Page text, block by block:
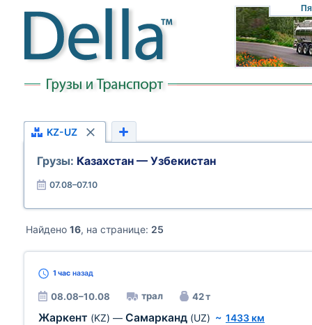
KZ-UZ
Грузы: Казахстан — Узбекистан
07.08–07.10
Найдено 16, на странице: 25
1 час назад
08.08–10.08 трал 42 т
Жаркент (KZ) — Самарканд (UZ) ~ 1433 км